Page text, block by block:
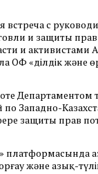
встреча с
и защиты
и активистами
ОФ «Әділдік және
Департаментом
Западно-
защиты прав
платформасында
және азық-түлік